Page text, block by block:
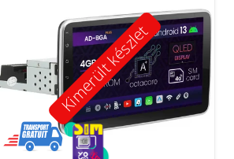
Kimerült készlet